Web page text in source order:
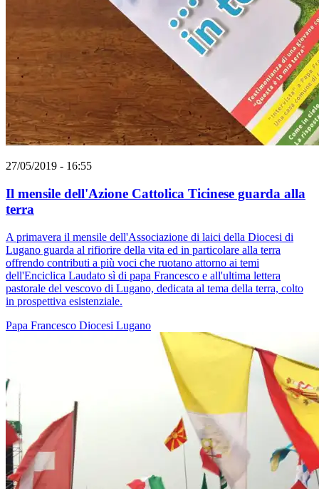
27/05/2019 - 16:55
Il mensile dell'Azione Cattolica Ticinese guarda alla
terra
A primavera il mensile dell'Associazione di laici della Diocesi di
Lugano guarda al rifiorire della vita ed in particolare alla terra
offrendo contributi a più voci che ruotano attorno ai temi
dell'Enciclica Laudato sì di papa Francesco e all'ultima lettera
pastorale del vescovo di Lugano, dedicata al tema della terra, colto
in prospettiva esistenziale.
Papa Francesco Diocesi Lugano